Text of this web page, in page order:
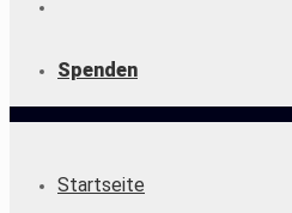
Spenden
Startseite